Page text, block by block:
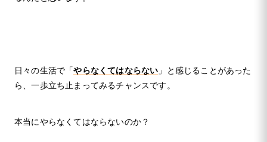
日々の生活で「やらなくてはならない 」と感じることがあった
ら、一歩立ち止まってみるチャンスです。
本当にやらなくてはならないのか？